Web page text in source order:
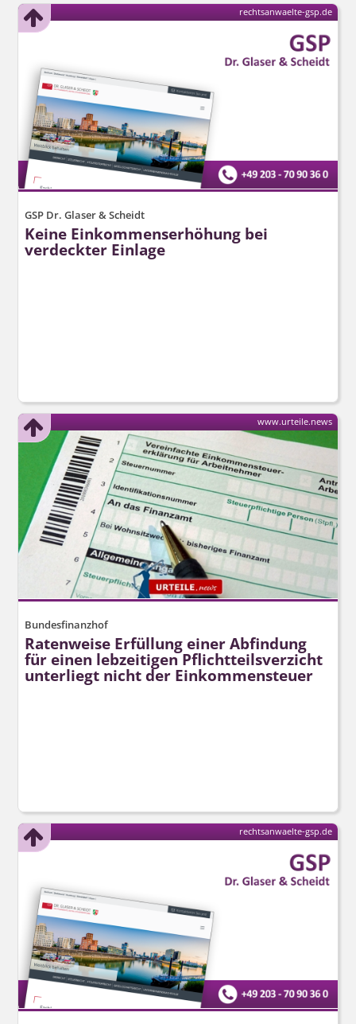
GSP Dr. Glaser & Scheidt
Keine Einkommenserhöhung bei
verdeckter Einlage
rechtsanwaelte-gsp.de
Bundesfinanzhof
Ratenweise Erfüllung einer Abfindung
für einen lebzeitigen Pflichtteils­verzicht
unterliegt nicht der Einkommensteuer
www.urteile.news
rechtsanwaelte-gsp.de